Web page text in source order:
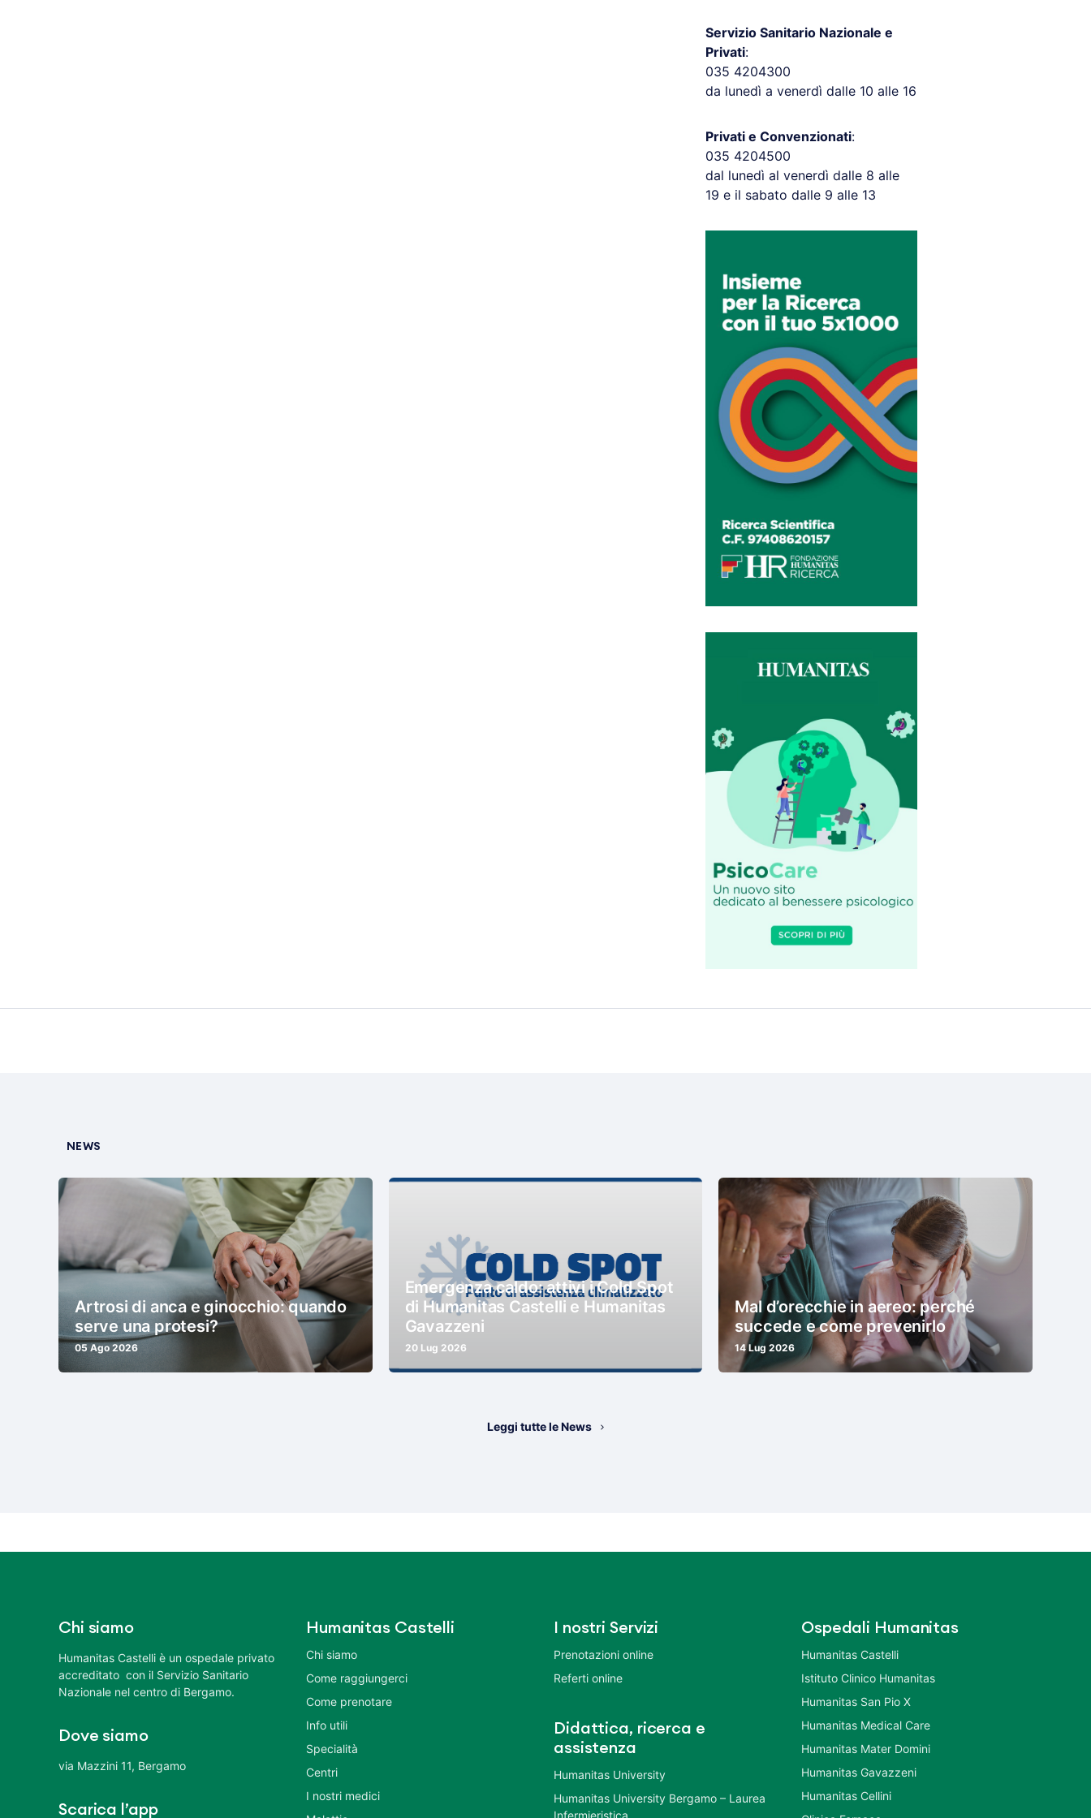
Servizio Sanitario Nazionale e
Privati:
035 4204300
da lunedì a venerdì dalle 10 alle 16
Privati e Convenzionati:
035 4204500
dal lunedì al venerdì dalle 8 alle
19 e il sabato dalle 9 alle 13
NEWS
Artrosi di anca e ginocchio: quando
serve una protesi?
05 Ago 2026
Emergenza caldo: attivi i Cold Spot
di Humanitas Castelli e Humanitas
Gavazzeni
20 Lug 2026
Mal d’orecchie in aereo: perché
succede e come prevenirlo
14 Lug 2026
Leggi tutte le News
Chi siamo
Humanitas Castelli è un ospedale privato
accreditato con il Servizio Sanitario
Nazionale nel centro di Bergamo.
Dove siamo
via Mazzini 11, Bergamo
Scarica l’app
Humanitas Castelli
Chi siamo
Come raggiungerci
Come prenotare
Info utili
Specialità
Centri
I nostri medici
I nostri Servizi
Prenotazioni online
Referti online
Didattica, ricerca e
assistenza
Humanitas University
Humanitas University Bergamo – Laurea
Infermieristica
Ospedali Humanitas
Humanitas Castelli
Istituto Clinico Humanitas
Humanitas San Pio X
Humanitas Medical Care
Humanitas Mater Domini
Humanitas Gavazzeni
Humanitas Cellini